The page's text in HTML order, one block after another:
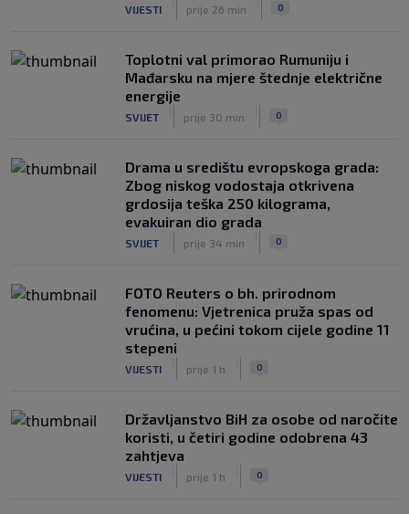
VIJESTI prije 26 min 0
Toplotni val primorao Rumuniju i
Mađarsku na mjere štednje električne
energije
SVIJET prije 30 min 0
Drama u središtu evropskoga grada:
Zbog niskog vodostaja otkrivena
grdosija teška 250 kilograma,
evakuiran dio grada
SVIJET prije 34 min 0
FOTO Reuters o bh. prirodnom
fenomenu: Vjetrenica pruža spas od
vrućina, u pećini tokom cijele godine 11
stepeni
VIJESTI prije 1 h 0
Državljanstvo BiH za osobe od naročite
koristi, u četiri godine odobrena 43
zahtjeva
VIJESTI prije 1 h 0